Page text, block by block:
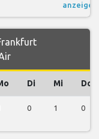
anzeigen
Di Mi Do
0 1 0